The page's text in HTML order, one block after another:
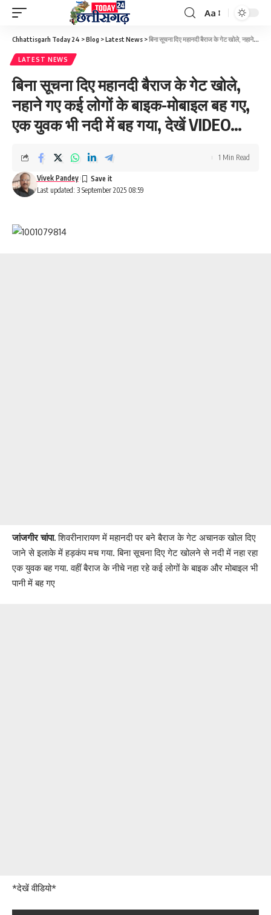
Font
Resizer
Aa
Chhattisgarh Today 24 >Blog >Latest News >बिना सूचना दिए महानदी बैराज के गेट खोले, नहाने गए कई लोगों के बाइक-मोबाइल बह गए, एक युवक भी नदी में बह गया, देखें VIDEO…
LATEST NEWS
बिना सूचना दिए महानदी बैराज के गेट खोले,
नहाने गए कई लोगों के बाइक-मोबाइल बह गए,
एक युवक भी नदी में बह गया, देखें VIDEO…
Last updated: 3 September 2025 08:59
Vivek Pandey
1 Min Read
जांजगीर चांपा.शिवरीनारायण में महानदी पर बने बैराज के गेट अचानक खोल दिए
जाने से इलाके में हड़कंप मच गया. बिना सूचना दिए गेट खोलने से नदी में नहा रहा
एक युवक बह गया. वहीं बैराज के नीचे नहा रहे कई लोगों के बाइक और मोबाइल भी
पानी में बह गए
*देखें वीडियो*